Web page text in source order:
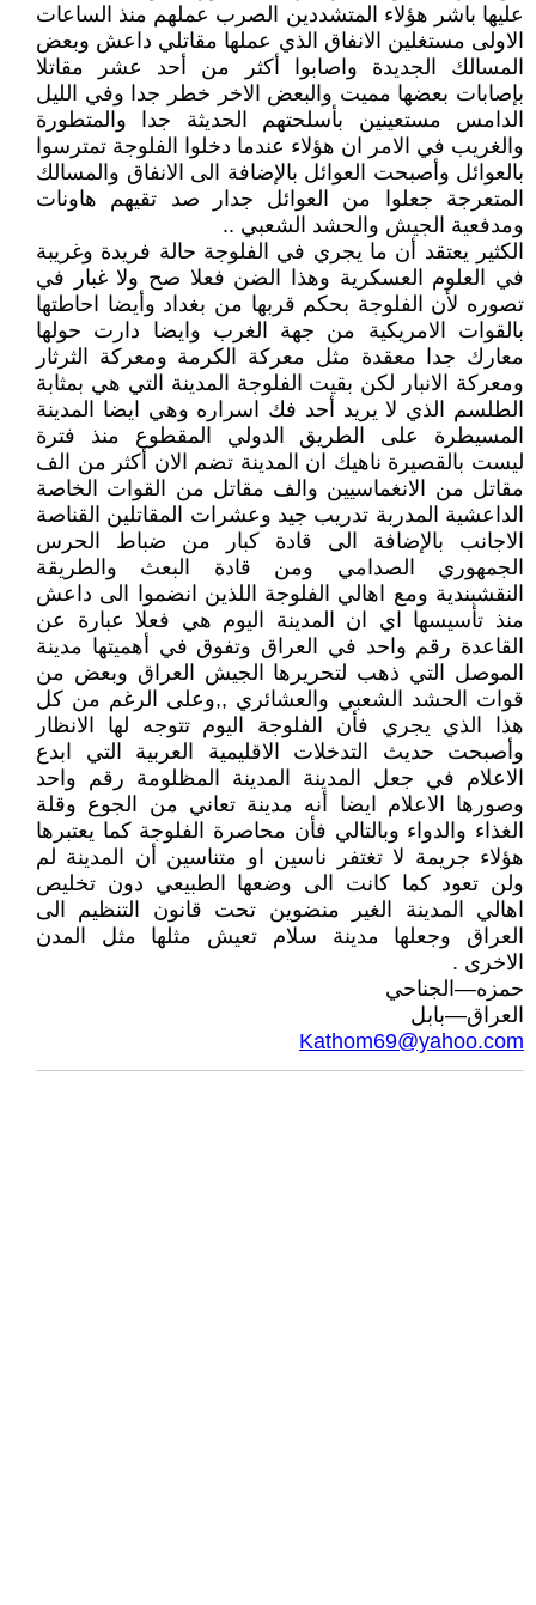
عليها باشر هؤلاء المتشددين الصرب عملهم منذ الساعات
الاولى مستغلين الانفاق الذي عملها مقاتلي داعش وبعض
المسالك الجديدة واصابوا أكثر من أحد عشر مقاتلا
بإصابات بعضها مميت والبعض الاخر خطر جدا وفي الليل
الدامس مستعينين بأسلحتهم الحديثة جدا والمتطورة
والغريب في الامر ان هؤلاء عندما دخلوا الفلوجة تمترسوا
بالعوائل وأصبحت العوائل بالإضافة الى الانفاق والمسالك
المتعرجة جعلوا من العوائل جدار صد تقيهم هاونات
ومدفعية الجيش والحشد الشعبي ..
الكثير يعتقد أن ما يجري في الفلوجة حالة فريدة وغريبة
في العلوم العسكرية وهذا الضن فعلا صح ولا غبار في
تصوره لأن الفلوجة بحكم قربها من بغداد وأيضا احاطتها
بالقوات الامريكية من جهة الغرب وايضا دارت حولها
معارك جدا معقدة مثل معركة الكرمة ومعركة الثرثار
ومعركة الانبار لكن بقيت الفلوجة المدينة التي هي بمثابة
الطلسم الذي لا يريد أحد فك اسراره وهي ايضا المدينة
المسيطرة على الطريق الدولي المقطوع منذ فترة
ليست بالقصيرة ناهيك ان المدينة تضم الان أكثر من الف
مقاتل من الانغماسيين والف مقاتل من القوات الخاصة
الداعشية المدربة تدريب جيد وعشرات المقاتلين القناصة
الاجانب بالإضافة الى قادة كبار من ضباط الحرس
الجمهوري الصدامي ومن قادة البعث والطريقة
النقشبندية ومع اهالي الفلوجة اللذين انضموا الى داعش
منذ تأسيسها اي ان المدينة اليوم هي فعلا عبارة عن
القاعدة رقم واحد في العراق وتفوق في أهميتها مدينة
الموصل التي ذهب لتحريرها الجيش العراق وبعض من
قوات الحشد الشعبي والعشائري ,,وعلى الرغم من كل
هذا الذي يجري فأن الفلوجة اليوم تتوجه لها الانظار
وأصبحت حديث التدخلات الاقليمية العربية التي ابدع
الاعلام في جعل المدينة المدينة المظلومة رقم واحد
وصورها الاعلام ايضا أنه مدينة تعاني من الجوع وقلة
الغذاء والدواء وبالتالي فأن محاصرة الفلوجة كما يعتبرها
هؤلاء جريمة لا تغتفر ناسين او متناسين أن المدينة لم
ولن تعود كما كانت الى وضعها الطبيعي دون تخليص
اهالي المدينة الغير منضوين تحت قانون التنظيم الى
العراق وجعلها مدينة سلام تعيش مثلها مثل المدن
الاخرى .
حمزه—الجناحي
العراق—بابل
Kathom69@yahoo.com